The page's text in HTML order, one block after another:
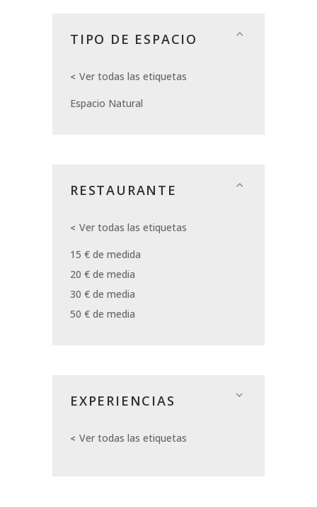
TIPO DE ESPACIO
Ver todas las etiquetas
Espacio Natural
RESTAURANTE
Ver todas las etiquetas
15 € de medida
20 € de media
30 € de media
50 € de media
EXPERIENCIAS
Ver todas las etiquetas